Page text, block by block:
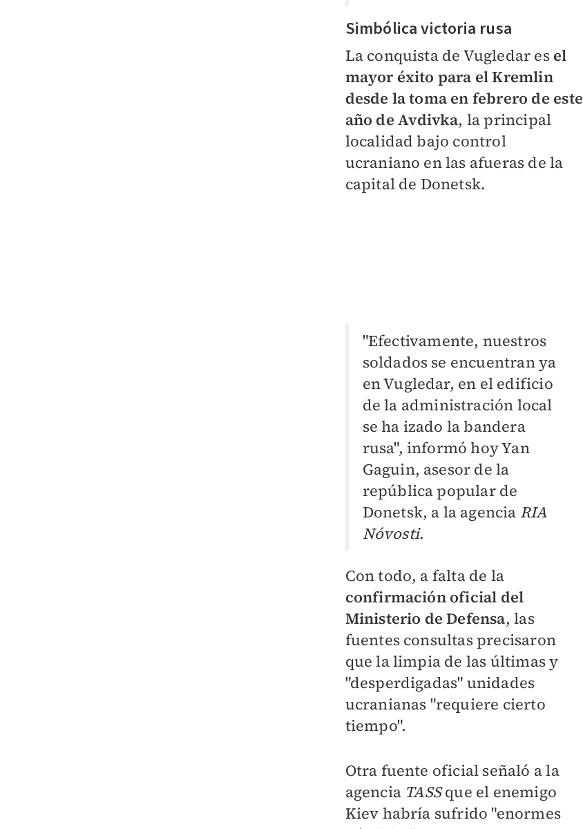
Simbólica victoria rusa
La conquista de Vugledar es el
mayor éxito para el Kremlin
desde la toma en febrero de este
año de Avdivka, la principal
localidad bajo control
ucraniano en las afueras de la
capital de Donetsk.
"Efectivamente, nuestros
soldados se encuentran ya
en Vugledar, en el edificio
de la administración local
se ha izado la bandera
rusa", informó hoy Yan
Gaguin, asesor de la
república popular de
Donetsk, a la agencia RIA
Nóvosti.
Con todo, a falta de la
confirmación oficial del
Ministerio de Defensa, las
fuentes consultas precisaron
que la limpia de las últimas y
"desperdigadas" unidades
ucranianas "requiere cierto
tiempo".
Otra fuente oficial señaló a la
agencia TASSque el enemigo
Kiev habría sufrido "enormes